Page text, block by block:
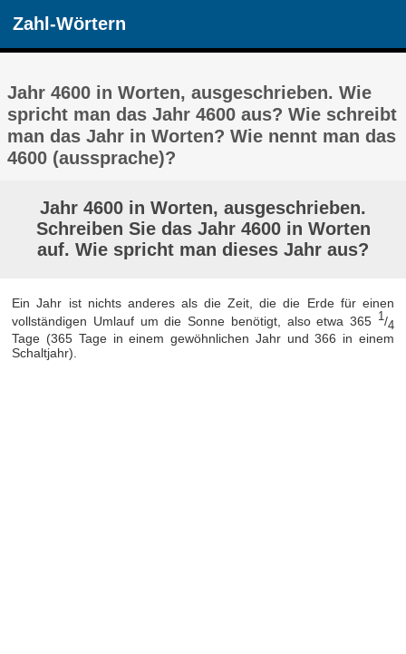
Zahl-Wörtern
Jahr 4600 in Worten, ausgeschrieben. Wie
spricht man das Jahr 4600 aus? Wie schreibt
man das Jahr in Worten? Wie nennt man das
4600 (aussprache)?
Jahr 4600 in Worten, ausgeschrieben.
Schreiben Sie das Jahr 4600 in Worten
auf. Wie spricht man dieses Jahr aus?
Ein Jahr ist nichts anderes als die Zeit, die die Erde für einen
vollständigen Umlauf um die Sonne benötigt, also etwa 365 1/4
Tage (365 Tage in einem gewöhnlichen Jahr und 366 in einem
Schaltjahr).